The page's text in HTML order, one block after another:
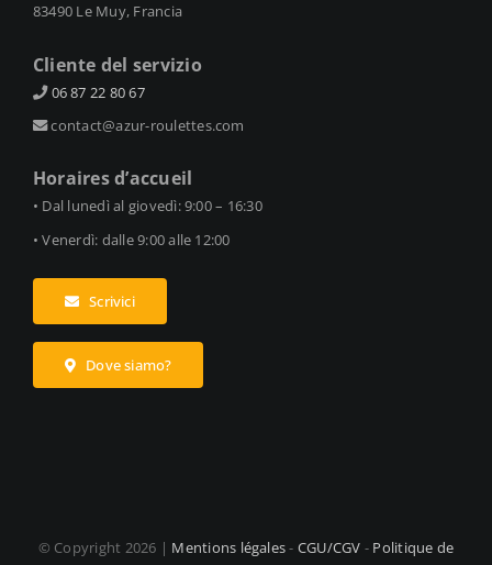
83490 Le Muy, Francia
Cliente del servizio
06 87 22 80 67
contact@azur-roulettes.com
Horaires d’accueil
• Dal lunedì al giovedì: 9:00 – 16:30
• Venerdì: dalle 9:00 alle 12:00
Scrivici
Dove siamo?
© Copyright 2026 | Mentions légales- CGU/CGV - Politique de